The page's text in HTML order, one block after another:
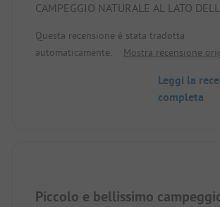
CAMPEGGIO NATURALE AL LATO
Questa recensione è stata tradotta
automaticamente.
Mostra recensione
Leggi la
completa
Piccolo e bellissimo